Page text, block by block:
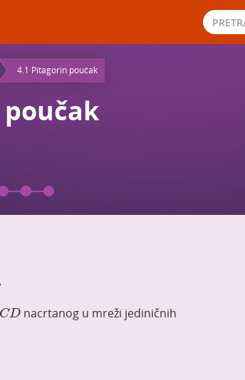
4.1 Pitagorin poučak
D
D
nacrtanog u mreži jediničnih